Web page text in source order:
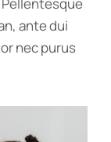
ante dui
nec purus